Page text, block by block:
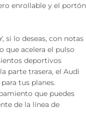
enrollable y el
si lo deseas, con notas
que acelera el pulso
deportivos
parte trasera, el Audi
tus planes.
que puedes
de la línea de